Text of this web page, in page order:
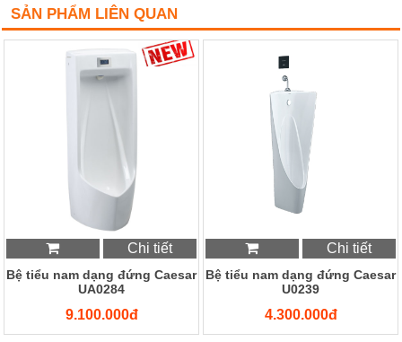
SẢN PHẨM LIÊN QUAN
Chi tiết
Bệ tiểu nam dạng đứng Caesar
UA0284
9.100.000đ
Chi tiết
Bệ tiểu nam dạng đứng Caesar
U0239
4.300.000đ